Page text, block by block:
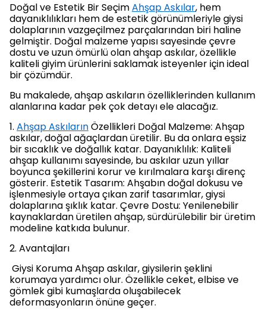
Doğal ve Estetik Bir SeçimAhşap Askılar, hem
dayanıklılıkları hem de estetik görünümleriyle giysi
dolaplarının vazgeçilmez parçalarından biri haline
gelmiştir. Doğal malzeme yapısı sayesinde çevre
dostu ve uzun ömürlü olan ahşap askılar, özellikle
kaliteli giyim ürünlerini saklamak isteyenler için ideal
bir çözümdür.
Bu makalede, ahşap askıların özelliklerinden kullanım
alanlarına kadar pek çok detayı ele alacağız.
1. Ahşap AskılarınÖzellikleri Doğal Malzeme: Ahşap
askılar, doğal ağaçlardan üretilir. Bu da onlara eşsiz
bir sıcaklık ve doğallık katar. Dayanıklılık: Kaliteli
ahşap kullanımı sayesinde, bu askılar uzun yıllar
boyunca şekillerini korur ve kırılmalara karşı direnç
gösterir. Estetik Tasarım: Ahşabın doğal dokusu ve
işlenmesiyle ortaya çıkan zarif tasarımlar, giysi
dolaplarına şıklık katar. Çevre Dostu: Yenilenebilir
kaynaklardan üretilen ahşap, sürdürülebilir bir üretim
modeline katkıda bulunur.
2. Avantajları
Giysi Koruma Ahşap askılar, giysilerin şeklini
korumaya yardımcı olur. Özellikle ceket, elbise ve
gömlek gibi kumaşlarda oluşabilecek
deformasyonların önüne geçer.